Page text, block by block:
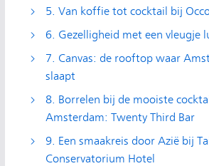
5. Van koffie tot cocktail bij
6. Gezelligheid met een vleugje
7. Canvas: de rooftop waar
slaapt
8. Borrelen bij de mooiste
Amsterdam: Twenty Third Bar
9. Een smaakreis door Azië bij
Conservatorium Hotel